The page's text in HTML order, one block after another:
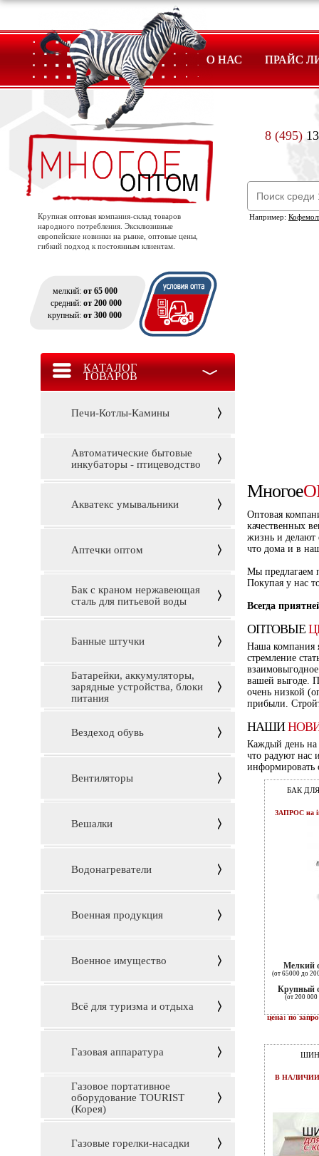
О НАС ПРАЙС
Крупная оптовая компания-склад товаров
народного потребления. Эксклюзивные
европейские новинки на рынке, оптовые цены,
гибкий подход к постоянным клиентам.
мелкий: от 65 000
средний: от 200 000
крупный: от 300 000
КАТАЛОГ
ТОВАРОВ
Печи-Котлы-Камины
Автоматические бытовые
инкубаторы - птицеводство
Акватекс умывальники
Аптечки оптом
Бак с краном нержавеющая
сталь для питьевой воды
Банные штучки
Батарейки, аккумуляторы,
зарядные устройства, блоки
питания
Вездеход обувь
Вентиляторы
Вешалки
Водонагреватели
Военная продукция
Военное имущество
Всё для туризма и отдыха
Газовая аппаратура
Газовое портативное
оборудование TOURIST
(Корея)
Газовые горелки-насадки
8 (495)
Например:
Многое
Оптовая
качественных
жизнь и делают
что дома и в
Мы предлагаем
Покупая у нас
Всегда
ОПТОВЫЕ
Наша компания
стремление
вашей выгоде.
очень низкой
прибыли.
НАШИ
Каждый день на
что радуют нас
информировать
БАК
ЗАПРОС на
цена: по
Мелкий
(от 65000 до
Крупный
(от 200 000
В НАЛИЧИИ